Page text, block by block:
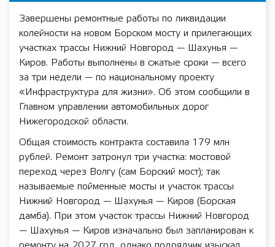
Завершены ремонтные работы по ликвидации
колейности на новом Борском мосту и прилегающих
участках трассы Нижний Новгород — Шахунья —
Киров. Работы выполнены в сжатые сроки — всего
за три недели — по национальному проекту
«Инфраструктура для жизни». Об этом сообщили в
Главном управлении автомобильных дорог
Нижегородской области.
Общая стоимость контракта составила 179 млн
рублей. Ремонт затронул три участка: мостовой
переход через Волгу (сам Борский мост); так
называемые пойменные мосты и участок трассы
Нижний Новгород — Шахунья — Киров (Борская
дамба). При этом участок трассы Нижний Новгород
— Шахунья — Киров изначально был запланирован к